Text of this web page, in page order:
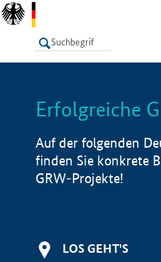
LISTE
Erfolgreiche
Auf der folgenden
finden Sie konkrete
GRW-Projekte!
LOS GEHT'S